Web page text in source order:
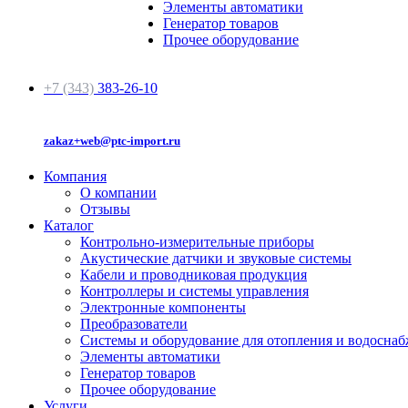
Элементы автоматики
Генератор товаров
Прочее оборудование
+7 (343) 383-26-10
zakaz+web@ptc-import.ru
Компания
О компании
Отзывы
Каталог
Контрольно-измерительные приборы
Акустические датчики и звуковые системы
Кабели и проводниковая продукция
Контроллеры и системы управления
Электронные компоненты
Преобразователи
Системы и оборудование для отопления и
Элементы автоматики
Генератор товаров
Прочее оборудование